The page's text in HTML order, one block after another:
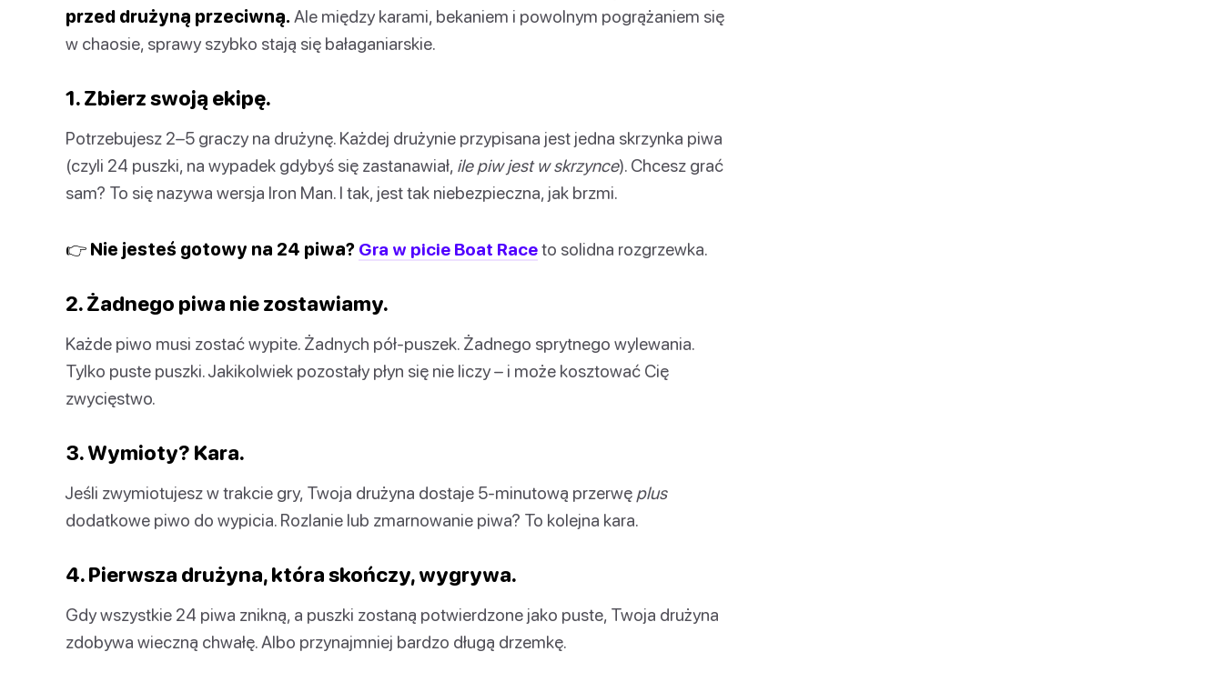
przed drużyną przeciwną. Ale między karami, bekaniem i powolnym pogrążaniem się
w chaosie, sprawy szybko stają się bałaganiarskie.
1. Zbierz swoją ekipę.
Potrzebujesz 2–5 graczy na drużynę. Każdej drużynie przypisana jest jedna skrzynka piwa
(czyli 24 puszki, na wypadek gdybyś się zastanawiał, ile piw jest w skrzynce). Chcesz grać
sam? To się nazywa wersja Iron Man. I tak, jest tak niebezpieczna, jak brzmi.
👉 Nie jesteś gotowy na 24 piwa? Gra w picie Boat Raceto solidna rozgrzewka.
2. Żadnego piwa nie zostawiamy.
Każde piwo musi zostać wypite. Żadnych pół-puszek. Żadnego sprytnego wylewania.
Tylko puste puszki. Jakikolwiek pozostały płyn się nie liczy – i może kosztować Cię
zwycięstwo.
3. Wymioty? Kara.
Jeśli zwymiotujesz w trakcie gry, Twoja drużyna dostaje 5-minutową przerwę plus
dodatkowe piwo do wypicia. Rozlanie lub zmarnowanie piwa? To kolejna kara.
4. Pierwsza drużyna, która skończy, wygrywa.
Gdy wszystkie 24 piwa znikną, a puszki zostaną potwierdzone jako puste, Twoja drużyna
zdobywa wieczną chwałę. Albo przynajmniej bardzo długą drzemkę.